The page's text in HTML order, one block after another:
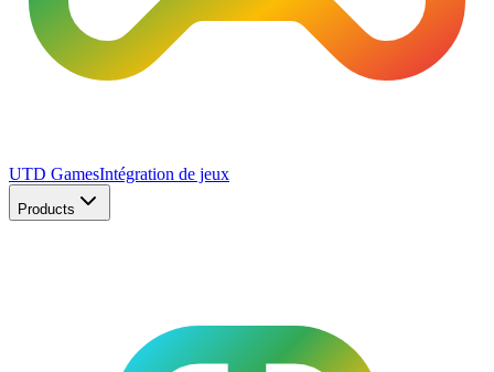
UTD GamesIntégration de jeux
Products